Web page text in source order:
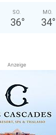
SO.
36°
MO.
34°
Anzeige